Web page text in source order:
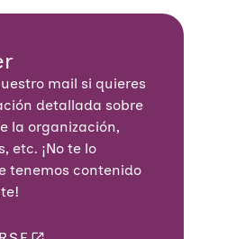
mail si quieres
detallada sobre
la organización,
etc. ¡No te lo
tenemos contenido